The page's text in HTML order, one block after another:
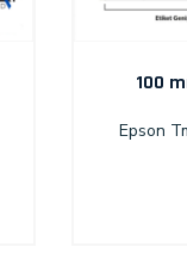
100
Epson